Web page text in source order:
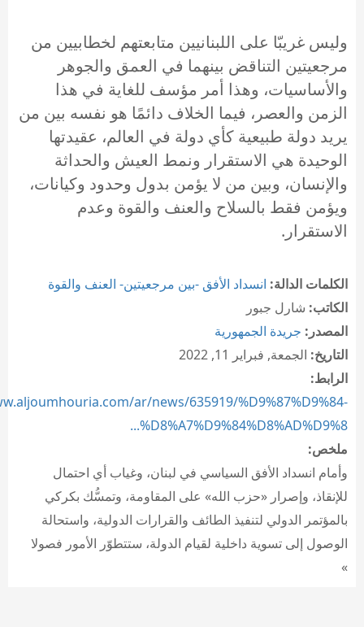
وليس غريبّا على اللبنانيين متابعتهم لخطابيين من
مرجعيتين التناقض بينهما في العمق والجوهر
والأساسيات، وهذا أمر مؤسف للغاية في هذا
الزمن والعصر، فيما الخلاف دائمًا هو نفسه بين من
يريد دولة طبيعية كأي دولة في العالم، عقيدتها
الوحيدة هي الاستقرار ونمط العيش والحداثة
والإنسان، وبين من لا يؤمن بدول وحدود وكيانات،
ويؤمن فقط بالسلاح والعنف والقوة وعدم
الاستقرار.
الكلمات الدالة: انسداد الأفق -بين مرجعيتين- العنف والقوة
الكاتب: شارل جبور
المصدر: جريدة الجمهورية
التاريخ: الجمعة, فبراير 11, 2022
الرابط:
ar/news/635919/%D9%87%D9%84-
%D8%A7%D9%84%D8%AD%D9%8...
ملخص:
وأمام انسداد الأفق السياسي في لبنان، وغياب أي احتمال
للإنقاذ، وإصرار «حزب الله» على المقاومة، وتمسُّك بكركي
بالمؤتمر الدولي لتنفيذ الطائف والقرارات الدولية، واستحالة
الوصول إلى تسوية داخلية لقيام الدولة، ستتطوّر الأمور فصولا
»